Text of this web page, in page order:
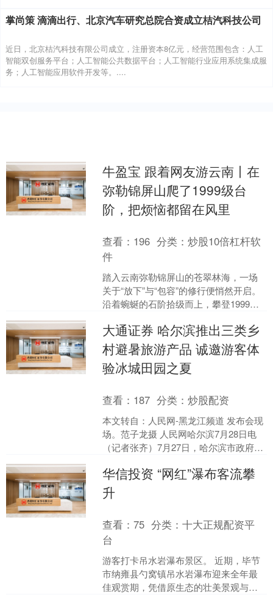
掌尚策 滴滴出行、北京汽车研究总院合资成立桔汽科技公司
近日，北京桔汽科技有限公司成立，注册资本8亿元，经营范围包含：人工
智能双创服务平台；人工智能公共数据平台；人工智能行业应用系统集成服
务；人工智能应用软件开发等。....
牛盈宝 跟着网友游云南丨在
弥勒锦屏山爬了1999级台
阶，把烦恼都留在风里
查看： 196 分类：炒股10倍杠杆软
件
踏入云南弥勒锦屏山的苍翠林海，一场
关于“放下”与“包容”的修行便悄然开启。
沿着蜿蜒的石阶拾级而上，攀登1999级
心灵的沉淀。在....
大通证券 哈尔滨推出三类乡
村避暑旅游产品 诚邀游客体
验冰城田园之夏
查看： 187 分类：炒股配资
本文转自：人民网-黑龙江频道 发布会现
场。范子龙摄 人民网哈尔滨7月28日电
（记者张齐）7月27日，哈尔滨市政府新
动”新闻发....
华信投资 “网红”瀑布客流攀
升
查看：75 分类：十大正规配资平
台
游客打卡吊水岩瀑布景区。 近期，毕节
市纳雍县勺窝镇吊水岩瀑布迎来全年最
佳观赏期，凭借原生态的壮美景观与免